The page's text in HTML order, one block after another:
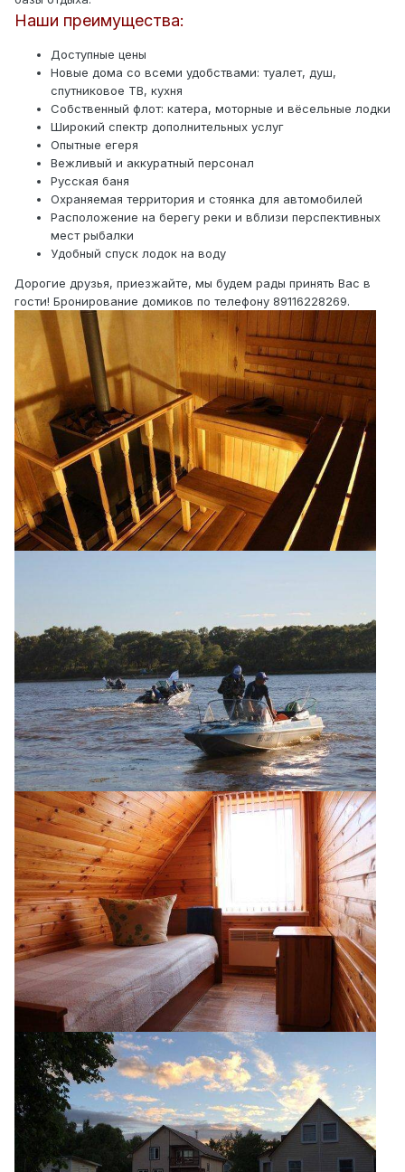
Наши преимущества:
Доступные цены
Новые дома со всеми удобствами: туалет, душ,
спутниковое ТВ, кухня
Собственный флот: катера, моторные и вёсельные лодки
Широкий спектр дополнительных услуг
Опытные егеря
Вежливый и аккуратный персонал
Русская баня
Охраняемая территория и стоянка для автомобилей
Расположение на берегу реки и вблизи перспективных
мест рыбалки
Удобный спуск лодок на воду
Дорогие друзья, приезжайте, мы будем рады принять Вас в
гости! Бронирование домиков по телефону 89116228269.